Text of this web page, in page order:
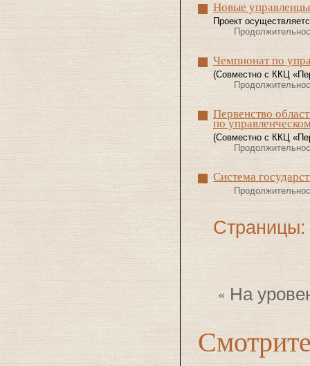
Новые управленцы
Проект
Чемпионат по
(Совместно с ККЦ
Первенство
по
(Совместно с ККЦ
Система
Страницы:
На